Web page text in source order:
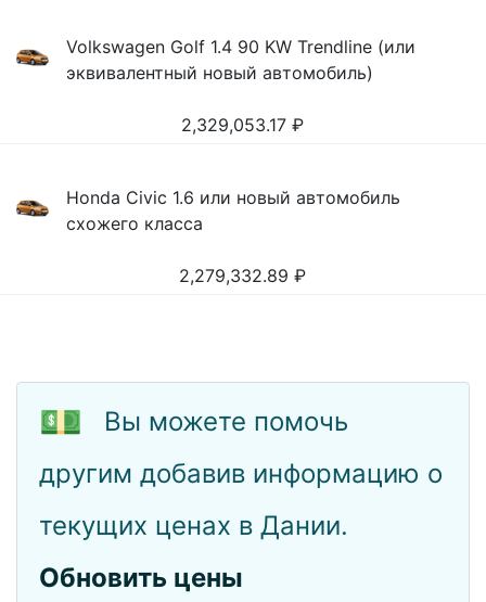
Volkswagen Golf 1.4 90 KW Trendline (или
эквивалентный новый автомобиль)
2,329,053.17 ₽
Honda Civic 1.6 или новый автомобиль
схожего класса
2,279,332.89 ₽
💵
Вы можете помочь
другим добавив информацию о
текущих ценах в Дании.
Обновить цены